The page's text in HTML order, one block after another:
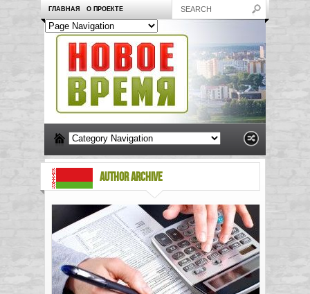
ГЛАВНАЯ О ПРОЕКТЕ
AUTHOR ARCHIVE